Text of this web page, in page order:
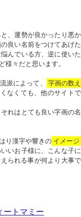
、運勢が良かったり悪か
良い名前をつけてあげた
んでいる方、逆に使いた
様々だと思います。
派によって、
字画の数え
なくても、他のサイトで
れはとても良い字画の名
り漢字や響きの イメージ
いお子様に、こんな子に
られる事が何より大事で
ートマミー